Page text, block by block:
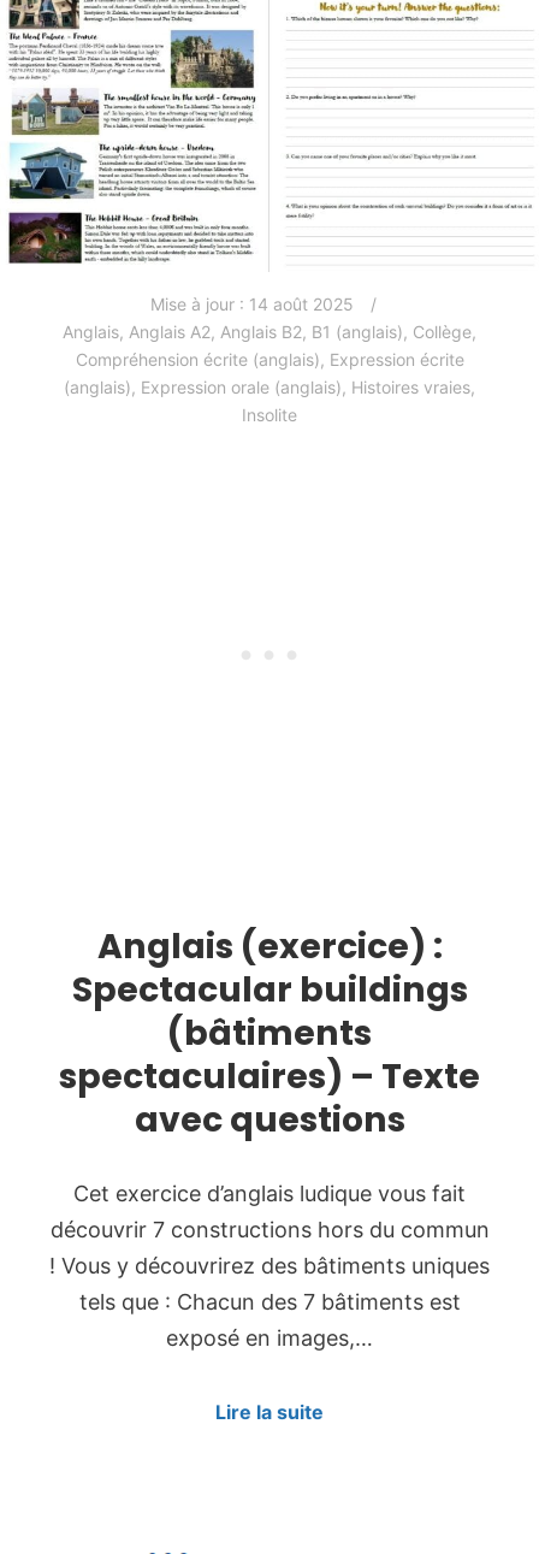
Mise à jour : 14 août 2025
Anglais, Anglais A2, Anglais B2, B1 (anglais), Collège,
Compréhension écrite (anglais), Expression écrite
(anglais), Expression orale (anglais), Histoires vraies,
Insolite
Anglais (exercice) :
Spectacular buildings
(bâtiments
spectaculaires) – Texte
avec questions
Cet exercice d’anglais ludique vous fait
découvrir 7 constructions hors du commun
! Vous y découvrirez des bâtiments uniques
tels que : Chacun des 7 bâtiments est
exposé en images,…
Lire la suite